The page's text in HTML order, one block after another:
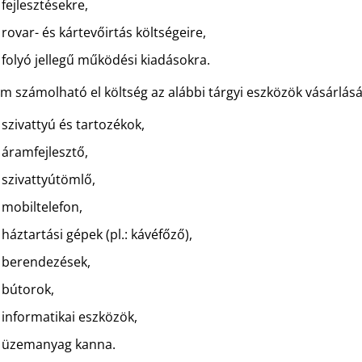
fejlesztésekre,
rovar- és kártevőirtás költségeire,
folyó jellegű működési kiadásokra.
számolható el költség az alábbi tárgyi eszközök
szivattyú és tartozékok,
áramfejlesztő,
szivattyútömlő,
mobiltelefon,
háztartási gépek (pl.: kávéfőző),
berendezések,
bútorok,
informatikai eszközök,
üzemanyag kanna.